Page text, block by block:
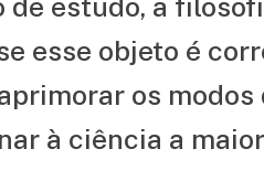
de estudo, a
esse objeto é
os
à ciência a